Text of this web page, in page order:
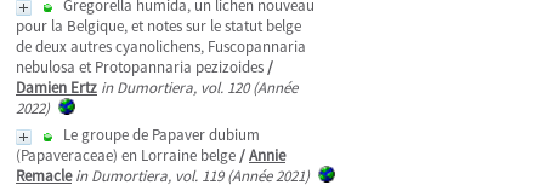
Gregorella humida, un lichen nouveau
pour la Belgique, et notes sur le statut belge
de deux autres cyanolichens, Fuscopannaria
nebulosa et Protopannaria pezizoides/
Damien Ertz in Dumortiera, vol. 120 (Année
2022)
Le groupe de Papaver dubium
(Papaveraceae) en Lorraine belge/Annie
Remacle in Dumortiera, vol. 119 (Année 2021)